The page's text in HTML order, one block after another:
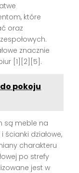
które
oraz
znacznie
[1][2][5] .
pokoju
są meble na
ścianki działowe,
charakteru
po strefy
jest w